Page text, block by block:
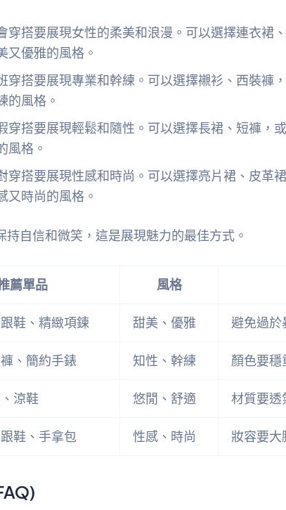
穿搭要展現女性的柔美和浪漫。可以選擇連衣裙
又優雅的風格。
穿搭要展現專業和幹練。可以選擇襯衫、西裝褲
的風格。
穿搭要展現輕鬆和隨性。可以選擇長裙、短褲，
風格。
穿搭要展現性感和時尚。可以選擇亮片裙、皮革
又時尚的風格。
持自信和微笑，這是展現魅力的最佳方式。
薦單品 風格
鞋、精緻項鍊 甜美、優雅 避免過於
、簡約手錶 知性、幹練 顏色要穩
涼鞋 悠閒、舒適 材質要透
鞋、手拿包 性感、時尚 妝容要大